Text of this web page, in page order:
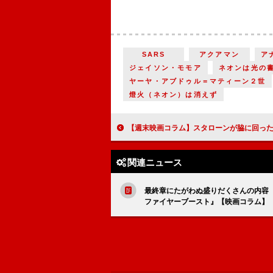
SARS アクアマン
ア
ジェイソン・モモア
ネオンは光の
ヤーヤ・アブドゥル＝マティーン２世
燈火（ネオン）は消えず
【週末映画コラム】スタローンが脇に回ったシリーズ第4弾『エクスペンダブルズ ニューブラッド』／ドニー・イェン監督・主演の
関連ニュース
最終章にたがわぬ盛りだくさんの内
ファイヤーブースト』【映画コラム】